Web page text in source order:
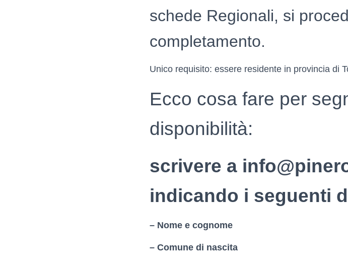
schede Regionali, si
completamento.
Unico requisito: essere residente in provincia di
Ecco cosa fare per
disponibilità:
scrivere a
indicando i seguenti
– Nome e cognome
– Comune di nascita